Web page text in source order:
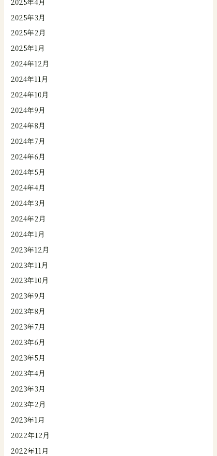
2025年3月
2025年2月
2025年1月
2024年12月
2024年11月
2024年10月
2024年9月
2024年8月
2024年7月
2024年6月
2024年5月
2024年4月
2024年3月
2024年2月
2024年1月
2023年12月
2023年11月
2023年10月
2023年9月
2023年8月
2023年7月
2023年6月
2023年5月
2023年4月
2023年3月
2023年2月
2023年1月
2022年12月
2022年11月